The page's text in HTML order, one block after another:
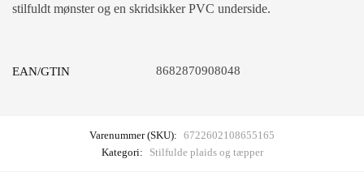
stilfuldt mønster og en skridsikker PVC underside.
EAN/GTIN 8682870908048
Varenummer (SKU): 6722602108655165
Kategori:
Stilfulde plaids og tæpper